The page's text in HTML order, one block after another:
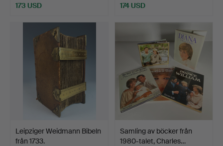
173 USD 174 USD
Leipziger Weidmann Bibeln
från 1733.
Samling av böcker från
1980-talet, Charles…